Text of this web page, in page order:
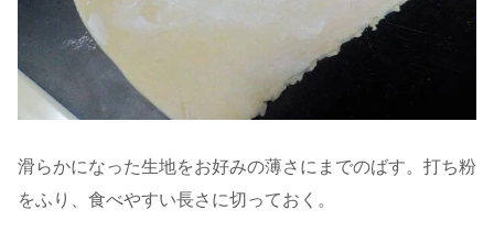
滑らかになった生地をお好みの薄さにまでのばす。打ち粉
をふり、食べやすい長さに切っておく。